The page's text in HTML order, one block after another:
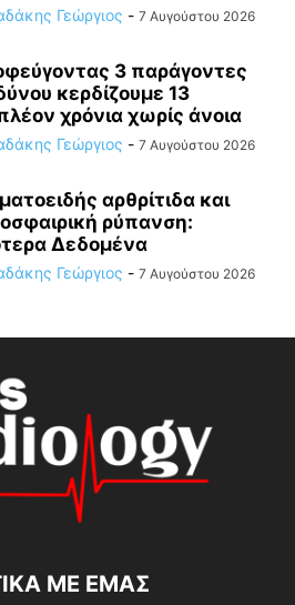
Γεώργιος - 7 Αυγούστου 2026
3 παράγοντες
κερδίζουμε 13
χρόνια χωρίς άνοια
Γεώργιος - 7 Αυγούστου 2026
αρθρίτιδα και
ρύπανση:
Δεδομένα
Γεώργιος - 7 Αυγούστου 2026
ΜΕ ΕΜΆΣ